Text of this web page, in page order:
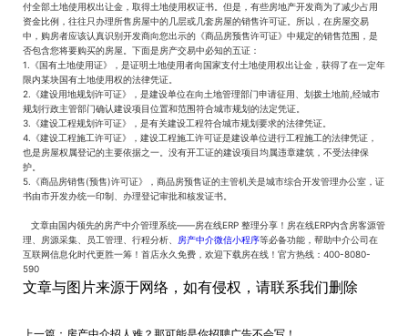
付全部土地使用权出让金，取得土地使用权证书。但是，有些房地产开发商为了减少占用
资金比例，往往只办理所售房屋中的几层或几套房屋的销售许可证。所以，在房屋交易
中，购房者应该认真识别开发商向您出示的《商品房预售许可证》中规定的销售范围，是
否包含您将要购买的房屋。下面是房产交易中必知的五证：
1.《国有土地使用证》，是证明土地使用者向国家支付土地使用权出让金，获得了在一定年
限内某块国有土地使用权的法律凭证。
2.《建设用地规划许可证》，是建设单位在向土地管理部门申请征用、划拨土地前,经城市
规划行政主管部门确认建设项目位置和范围符合城市规划的法定凭证。
3.《建设工程规划许可证》，是有关建设工程符合城市规划要求的法律凭证。
4.《建设工程施工许可证》，建设工程施工许可证是建设单位进行工程施工的法律凭证，
也是房屋权属登记的主要依据之一。没有开工证的建设项目均属违章建筑，不受法律保
护。
5.《商品房销售(预售)许可证》，商品房预售证的主管机关是城市综合开发管理办公室，证
书由市开发办统一印制、办理登记审批和核发证书。
文章由国内领先的房产中介管理系统——房在线ERP 整理分享！房在线ERP内含房客源管
理、房源采集、员工管理、行程分析、 房产中介微信小程序等必备功能，帮助中介公司在
互联网信息化时代更胜一筹！首店永久免费，欢迎下载房在线！官方热线：400-8080-
590
文章与图片来源于网络，如有侵权，请联系我们删除